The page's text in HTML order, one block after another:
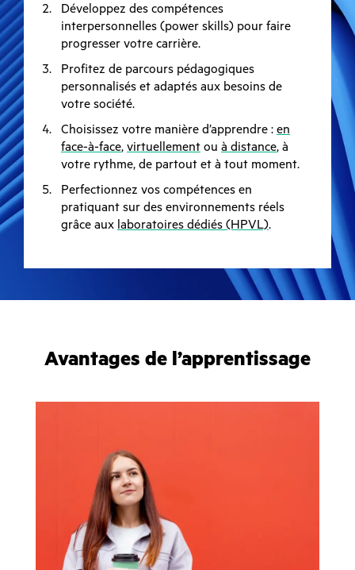
Développez des compétences
interpersonnelles (power skills) pour faire
progresser votre carrière.
Profitez de parcours pédagogiques
personnalisés et adaptés aux besoins de
votre société.
Choisissez votre manière d’apprendre : en
face-à-face, virtuellement ou à distance, à
votre rythme, de partout et à tout moment.
Perfectionnez vos compétences en
pratiquant sur des environnements réels
grâce aux laboratoires dédiés (HPVL).
Avantages de l’apprentissage